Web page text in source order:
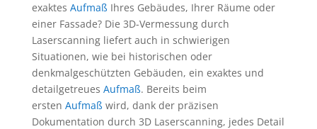
exaktes Aufmaß Ihres Gebäudes, Ihrer Räume oder
einer Fassade? Die 3D-Vermessung durch
Laserscanning liefert auch in schwierigen
Situationen, wie bei historischen oder
denkmalgeschützten Gebäuden, ein exaktes und
detailgetreues Aufmaß. Bereits beim
ersten Aufmaß wird, dank der präzisen
Dokumentation durch 3D Laserscanning, jedes Detail